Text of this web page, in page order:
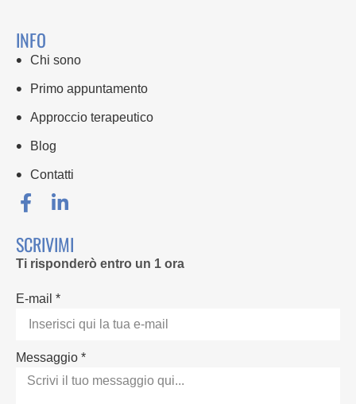
INFO
Chi sono
Primo appuntamento
Approccio terapeutico
Blog
Contatti
SCRIVIMI
Ti risponderò entro un 1 ora
E-mail *
Messaggio *